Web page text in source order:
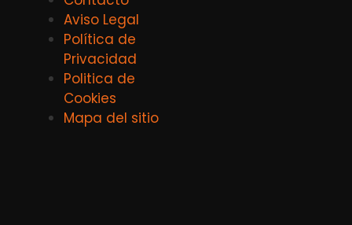
Aviso Legal
Política de
Privacidad
Politica de
Cookies
Mapa del sitio